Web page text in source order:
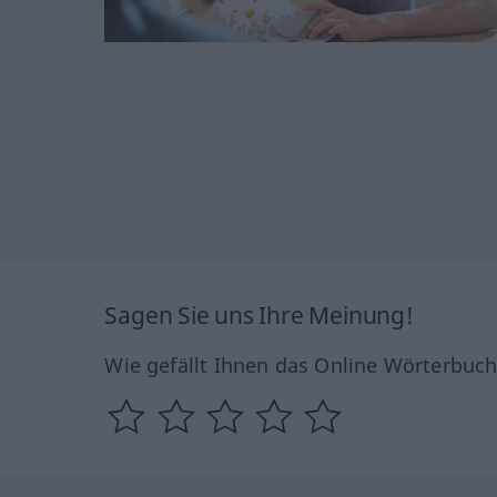
Sagen Sie uns Ihre Meinung!
Wie gefällt Ihnen das Online